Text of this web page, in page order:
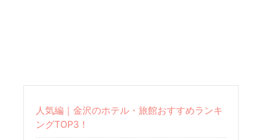
人気編｜金沢のホテル・旅館おすすめランキ
ングTOP3！